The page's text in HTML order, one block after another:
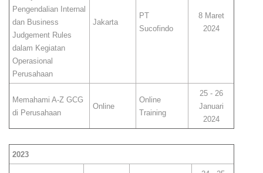
Pengendalian Internal
dan Business
Judgement Rules
dalam Kegiatan
Operasional
Perusahaan
Jakarta
PT
Sucofindo
8 Maret
2024
Memahami A-Z GCG
di Perusahaan
Online
Online
Training
25 - 26
Januari
2024
2023